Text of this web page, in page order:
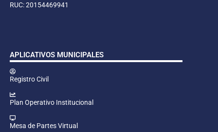
RUC: 20154469941
APLICATIVOS MUNICIPALES
Registro Civil
Plan Operativo Institucional
Mesa de Partes Virtual